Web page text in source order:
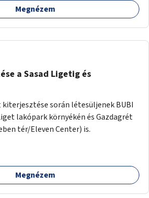
lehetne tenni a megállókat.
Megnézem
a Sasad Ligetig és
kiterjesztése során létesüljenek BUBI
lakópark környékén és Gazdagrét
tér/Eleven Center) is.
Megnézem